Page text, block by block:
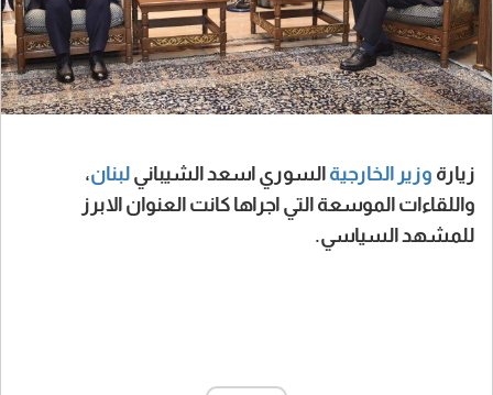
زيارة وزير الخارجية السوري اسعد الشيباني لبنان،
واللقاءات الموسعة التي اجراها كانت العنوان الابرز
للمشهد السياسي.